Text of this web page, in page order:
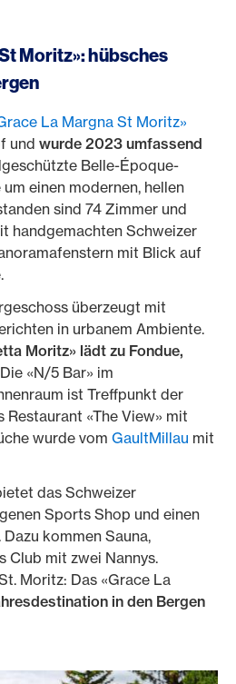
Moritz»: hübsches
La Margna St Moritz»
und wurde 2023 umfassend
Belle-Époque-
einen modernen, hellen
sind 74 Zimmer und
handgemachten Schweizer
mit Blick auf
überzeugt mit
in urbanem Ambiente.
Moritz» lädt zu Fondue,
Die «N/5 Bar» im
ist Treffpunkt der
Restaurant «The View» mit
wurde vom GaultMillau mit
das Schweizer
Sports Shop und einen
kommen Sauna,
Club mit zwei Nannys.
Moritz: Das «Grace La
in den Bergen